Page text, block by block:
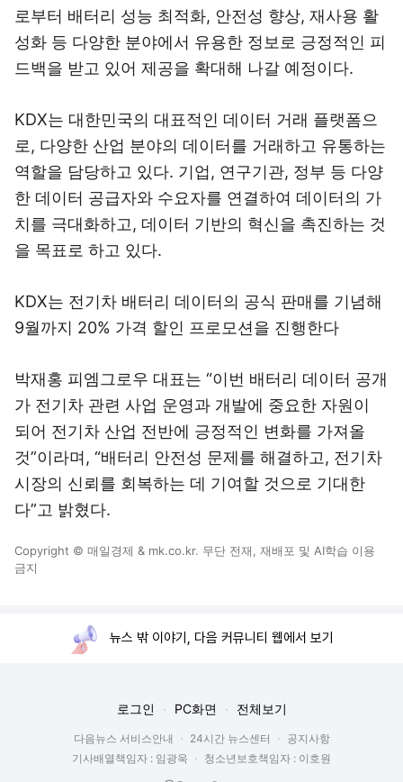
로부터 배터리 성능 최적화, 안전성 향상, 재사용 활
성화 등 다양한 분야에서 유용한 정보로 긍정적인 피
드백을 받고 있어 제공을 확대해 나갈 예정이다.
KDX는 대한민국의 대표적인 데이터 거래 플랫폼으
로, 다양한 산업 분야의 데이터를 거래하고 유통하는
역할을 담당하고 있다. 기업, 연구기관, 정부 등 다양
한 데이터 공급자와 수요자를 연결하여 데이터의 가
치를 극대화하고, 데이터 기반의 혁신을 촉진하는 것
을 목표로 하고 있다.
KDX는 전기차 배터리 데이터의 공식 판매를 기념해
9월까지 20% 가격 할인 프로모션을 진행한다
박재홍 피엠그로우 대표는 “이번 배터리 데이터 공개
가 전기차 관련 사업 운영과 개발에 중요한 자원이
되어 전기차 산업 전반에 긍정적인 변화를 가져올
것”이라며, “배터리 안전성 문제를 해결하고, 전기차
시장의 신뢰를 회복하는 데 기여할 것으로 기대한
다”고 밝혔다.
Copyright © 매일경제 & mk.co.kr. 무단 전재, 재배포 및 AI학습 이용
금지
뉴스 밖 이야기, 다음 커뮤니티 웹에서 보기
로그인 PC화면 전체보기
다음뉴스 서비스안내 24시간 뉴스센터
공지사항
기사배열책임자 : 임광욱
청소년보호책임자 : 이호원